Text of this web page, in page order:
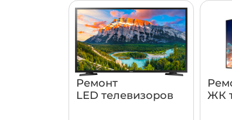
Ремонт
LED телевизоров
ЖК